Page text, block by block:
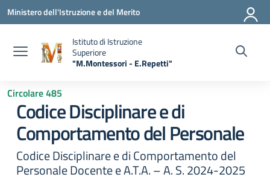
Vai ai contenuti
Vai al menu di navigazione
Vai al footer
Ministero dell'Istruzione e del Merito
Istituto di Istruzione
Superiore
"M.Montessori - E.Repetti"
Circolare 485
Codice Disciplinare e di
Comportamento del Personale
Codice Disciplinare e di Comportamento del
Personale Docente e A.T.A. – A. S. 2024-2025